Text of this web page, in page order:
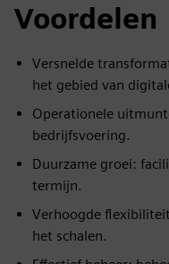
Voordelen
Versnelde
het gebied van
Operationele
bedrijfsvoering.
Duurzame groei:
termijn.
Verhoogde
het schalen.